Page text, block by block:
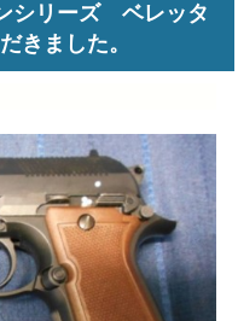
シリーズ ベレッタ
きました。